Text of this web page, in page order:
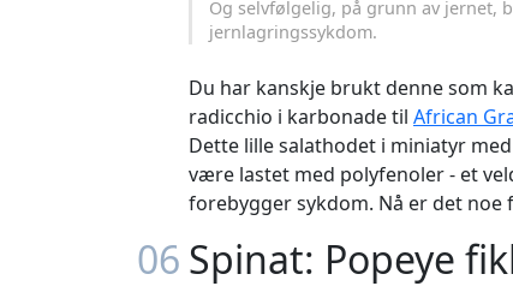
Og selvfølgelig, på grunn av jernet,
jernlagringssykdom.
Du har kanskje brukt denne som
radicchio i karbonade til African
Dette lille salathodet i miniatyr
være lastet med polyfenoler - et
forebygger sykdom. Nå er det noe
06 Spinat: Popeye